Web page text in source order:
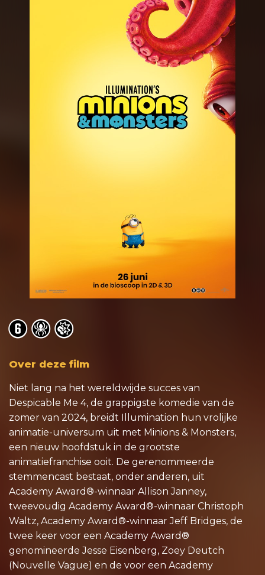
o o o
Over deze film
Niet lang na het wereldwijde succes van
Despicable Me 4, de grappigste komedie van de
zomer van 2024, breidt Illumination hun vrolijke
animatie-universum uit met Minions & Monsters,
een nieuw hoofdstuk in de grootste
animatiefranchise ooit. De gerenommeerde
stemmencast bestaat, onder anderen, uit
Academy Award®-winnaar Allison Janney,
tweevoudig Academy Award®-winnaar Christoph
Waltz, Academy Award®-winnaar Jeff Bridges, de
twee keer voor een Academy Award®
genomineerde Jesse Eisenberg, Zoey Deutch
(Nouvelle Vague) en de voor een Academy